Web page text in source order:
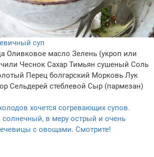
суп
Оливковое масло Зелень (укроп или
Чеснок Сахар Тимьян сушеный Соль
Перец болгарский Морковь Лук
Сельдерей стеблевой Сыр (пармезан)
хочется согревающих супов.
солнечный, в меру острый и очень
с овощами. Смотрите!